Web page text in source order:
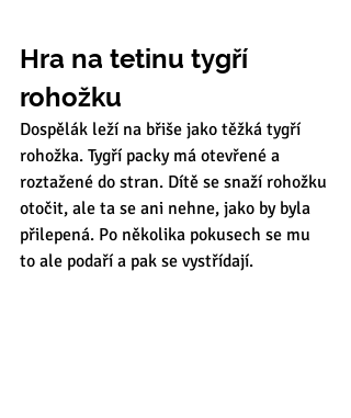
Hra na tetinu tygří
rohožku
Dospělák leží na břiše jako těžká tygří
rohožka. Tygří packy má otevřené a
roztažené do stran. Dítě se snaží rohožku
otočit, ale ta se ani nehne, jako by byla
přilepená. Po několika pokusech se mu
to ale podaří a pak se vystřídají.